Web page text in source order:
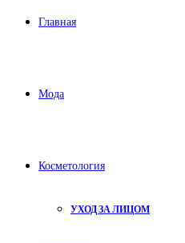
Главная
Мода
Косметология
УХОД ЗА ЛИЦОМ